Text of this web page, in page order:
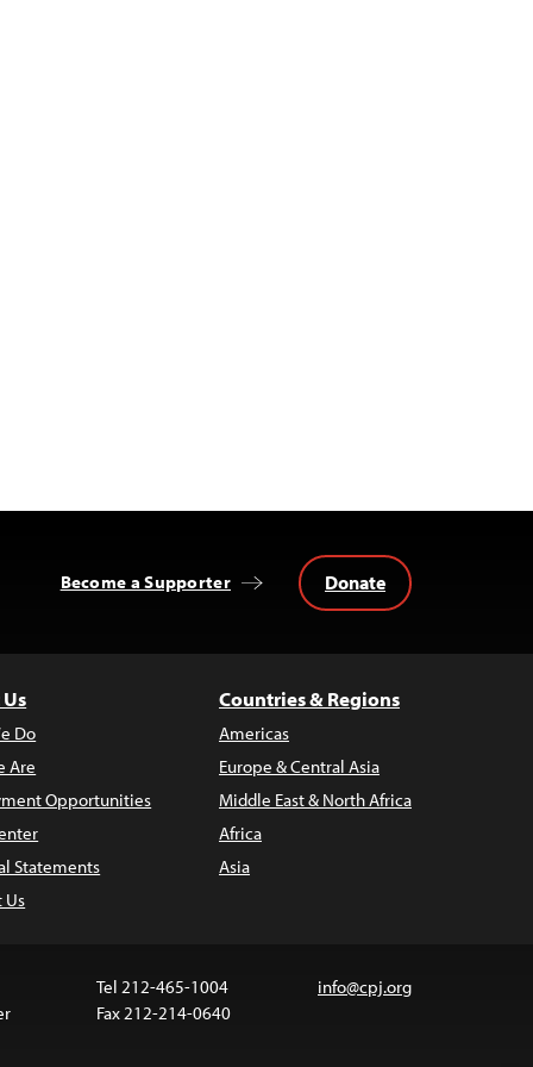
Become a Supporter Donate
Do
Are
Opportunities
Statements
Us
Countries & Regions
Americas
Europe & Central Asia
Middle East & North Africa
Africa
Asia
Tel 212-465-1004
Fax 212-214-0640
info@cpj.org